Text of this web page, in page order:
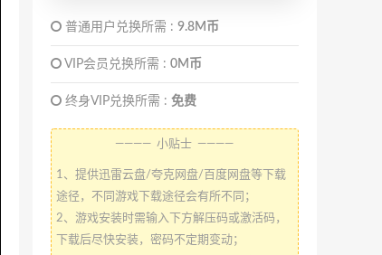
普通用户兑换所需 : 9.8M币
VIP会员兑换所需 : 0M币
终身VIP兑换所需 : 免费
———— 小贴士 ————
1、提供迅雷云盘/夸克网盘/百度网盘等下载
途径，不同游戏下载途径会有所不同；
2、游戏安装时需输入下方解压码或激活码，
下载后尽快安装，密码不定期变动；